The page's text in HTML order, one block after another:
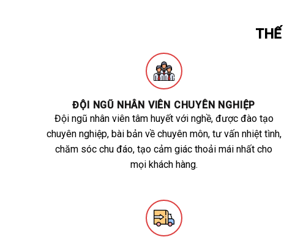
ĐỘI NGŨ NHÂN VIÊN CHUYÊN NGHIỆP
Đội ngũ nhân viên tâm huyết với nghề, được đào tạo
chuyên nghiệp, bài bản về chuyên môn, tư vấn nhiệt tình,
chăm sóc chu đáo, tạo cảm giác thoải mái nhất cho
mọi khách hàng.